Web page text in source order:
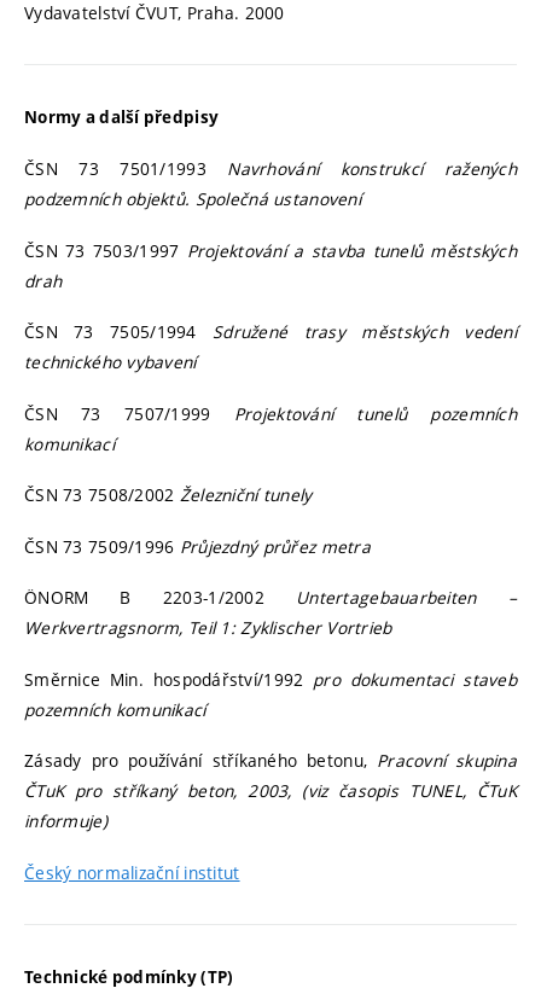
Vydavatelství ČVUT, Praha. 2000
Normy a další předpisy
ČSN 73 7501/1993 Navrhování konstrukcí ražených
podzemních objektů. Společná ustanovení
ČSN 73 7503/1997 Projektování a stavba tunelů městských
drah
ČSN 73 7505/1994 Sdružené trasy městských vedení
technického vybavení
ČSN 73 7507/1999 Projektování tunelů pozemních
komunikací
ČSN 73 7508/2002 Železniční tunely
ČSN 73 7509/1996 Průjezdný průřez metra
ÖNORM B 2203-1/2002
Untertagebauarbeiten –
Werkvertragsnorm, Teil 1: Zyklischer Vortrieb
Směrnice Min. hospodářství/1992 pro dokumentaci staveb
pozemních komunikací
Zásady pro používání stříkaného betonu, Pracovní skupina
ČTuK pro stříkaný beton, 2003, (viz časopis TUNEL, ČTuK
informuje)
Český normalizační institut
Technické podmínky (TP)